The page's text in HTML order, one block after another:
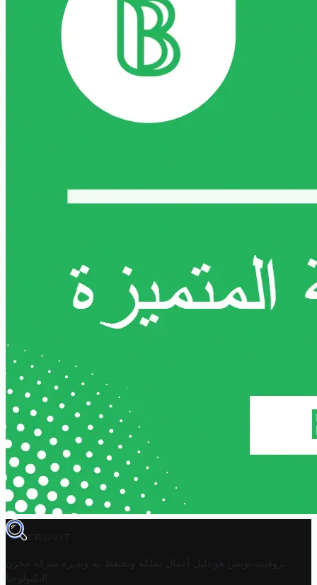
TROVIT
تروفيت تونس هو دليل أعمال تملكه وتحتفظ به وتديره
شركة مخزن
التكنولوجيا